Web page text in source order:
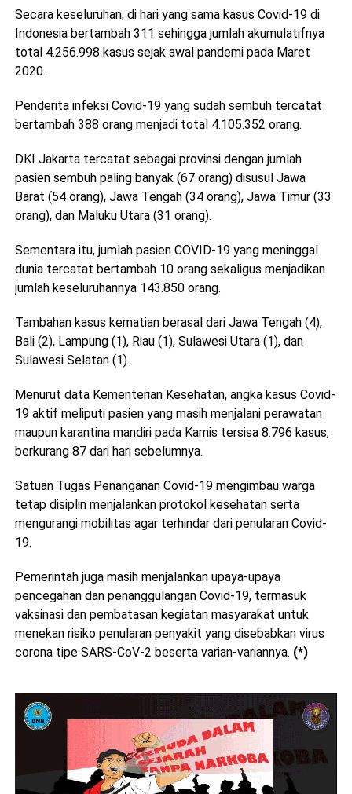
Secara keseluruhan, di hari yang sama kasus Covid-19 di
Indonesia bertambah 311 sehingga jumlah akumulatifnya
total 4.256.998 kasus sejak awal pandemi pada Maret
2020.
Penderita infeksi Covid-19 yang sudah sembuh tercatat
bertambah 388 orang menjadi total 4.105.352 orang.
DKI Jakarta tercatat sebagai provinsi dengan jumlah
pasien sembuh paling banyak (67 orang) disusul Jawa
Barat (54 orang), Jawa Tengah (34 orang), Jawa Timur (33
orang), dan Maluku Utara (31 orang).
Sementara itu, jumlah pasien COVID-19 yang meninggal
dunia tercatat bertambah 10 orang sekaligus menjadikan
jumlah keseluruhannya 143.850 orang.
Tambahan kasus kematian berasal dari Jawa Tengah (4),
Bali (2), Lampung (1), Riau (1), Sulawesi Utara (1), dan
Sulawesi Selatan (1).
Menurut data Kementerian Kesehatan, angka kasus Covid-
19 aktif meliputi pasien yang masih menjalani perawatan
maupun karantina mandiri pada Kamis tersisa 8.796 kasus,
berkurang 87 dari hari sebelumnya.
Satuan Tugas Penanganan Covid-19 mengimbau warga
tetap disiplin menjalankan protokol kesehatan serta
mengurangi mobilitas agar terhindar dari penularan Covid-
19.
Pemerintah juga masih menjalankan upaya-upaya
pencegahan dan penanggulangan Covid-19, termasuk
vaksinasi dan pembatasan kegiatan masyarakat untuk
menekan risiko penularan penyakit yang disebabkan virus
corona tipe SARS-CoV-2 beserta varian-variannya. (*)